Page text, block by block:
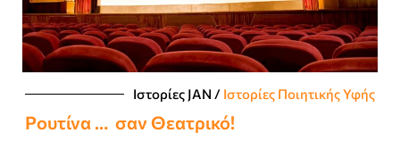
Ιστορίες JΑΝ / Ιστορίες Ποιητικής Υφής
Ρουτίνα … σαν Θεατρικό!